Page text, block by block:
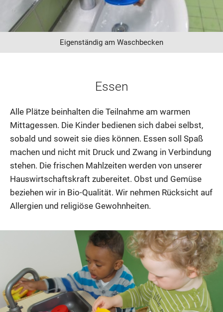
Eigenständig am Waschbecken
Essen
Alle Plätze beinhalten die Teilnahme am warmen
Mittagessen. Die Kinder bedienen sich dabei selbst,
sobald und soweit sie dies können. Essen soll Spaß
machen und nicht mit Druck und Zwang in Verbindung
stehen. Die frischen Mahlzeiten werden von unserer
Hauswirtschaftskraft zubereitet. Obst und Gemüse
beziehen wir in Bio-Qualität. Wir nehmen Rücksicht auf
Allergien und religiöse Gewohnheiten.